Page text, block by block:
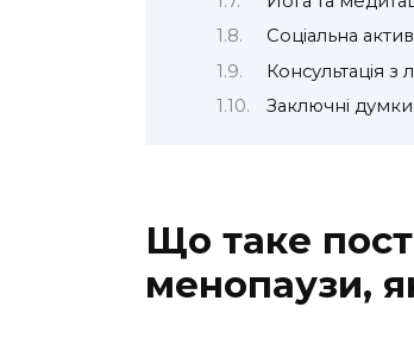
Соціальна
Консультація з
Заключні думки
Що таке
менопаузи,